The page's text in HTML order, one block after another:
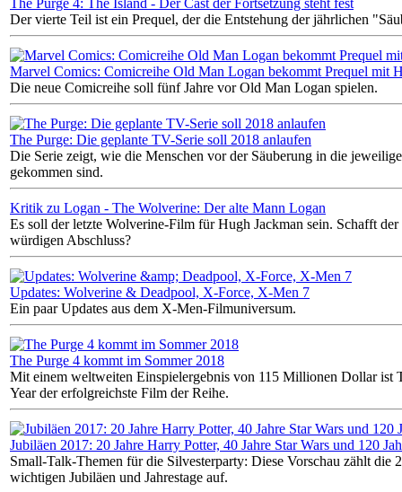
Der vierte Teil ist ein Prequel, der die Entstehung der jährlichen
Marvel Comics: Comicreihe Old Man Logan bekommt Prequel mit
Die neue Comicreihe soll fünf Jahre vor Old Man Logan spielen.
The Purge: Die geplante TV-Serie soll 2018 anlaufen
Die Serie zeigt, wie die Menschen vor der Säuberung in die
gekommen sind.
Kritik zu Logan - The Wolverine: Der alte Mann Logan
Es soll der letzte Wolverine-Film für Hugh Jackman sein. Schafft
würdigen Abschluss?
Updates: Wolverine & Deadpool, X-Force, X-Men 7
Ein paar Updates aus dem X-Men-Filmuniversum.
The Purge 4 kommt im Sommer 2018
Mit einem weltweiten Einspielergebnis von 115 Millionen Dollar ist
Year der erfolgreichste Film der Reihe.
Jubiläen 2017: 20 Jahre Harry Potter, 40 Jahre Star Wars und 120
Small-Talk-Themen für die Silvesterparty: Diese Vorschau zählt die
wichtigen Jubiläen und Jahrestage auf.